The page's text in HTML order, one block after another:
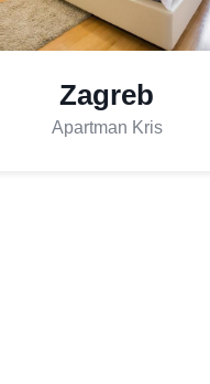
Zagreb
Apartman Kris